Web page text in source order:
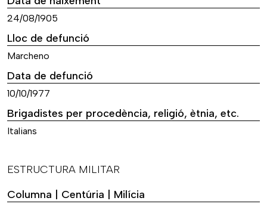
24/08/1905
Lloc de defunció
Marcheno
Data de defunció
10/10/1977
Brigadistes per procedència, religió, ètnia, etc.
Italians
ESTRUCTURA MILITAR
Columna | Centúria | Milícia